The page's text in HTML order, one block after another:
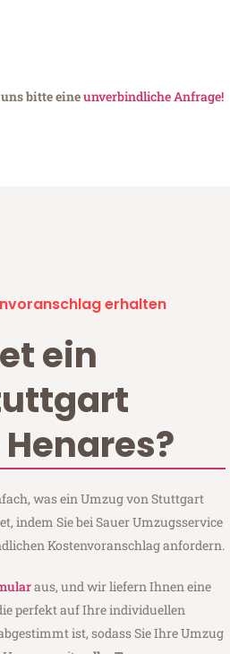
bitte eineunverbindliche Anfrage!
erhalten
ein
was ein Umzug von Stuttgart
indem Sie bei Sauer Umzugsservice
Kostenvoranschlag anfordern.
aus, und wir liefern Ihnen eine
perfekt auf Ihre individuellen
ist, sodass Sie Ihre Umzug